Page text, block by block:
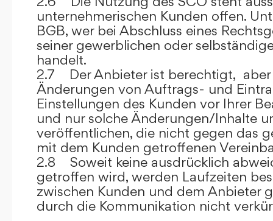
unternehmerischen Kunden offen.
BGB, wer bei Abschluss eines
seiner gewerblichen oder
handelt.
2.7 Der Anbieter ist berechtigt,
Änderungen von Auftrags- und
Einstellungen des Kunden vor Ihrer
und nur solche Änderungen/Inhalte
veröffentlichen, die nicht gegen das
mit dem Kunden getroffenen
2.8 Soweit keine ausdrücklich
getroffen wird, werden Laufzeiten
zwischen Kunden und dem Anbieter
durch die Kommunikation nicht